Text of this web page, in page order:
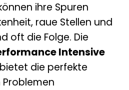
ihre Spuren
raue Stellen und
oft die Folge. Die
Intensive
bietet die perfekte
Problemen